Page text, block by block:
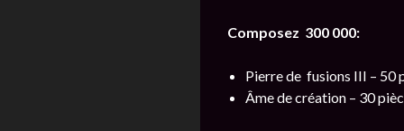
Composez 300 000:
Pierre de fusions III – 50
Âme de création – 30